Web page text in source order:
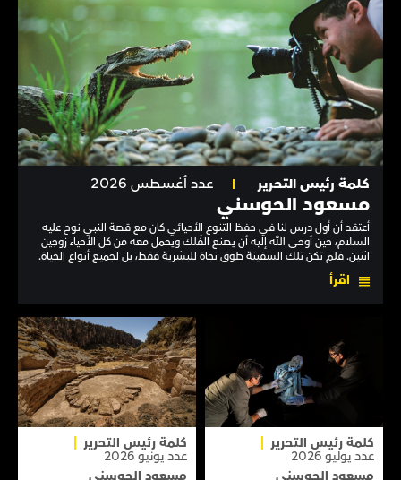
كلمة رئيس التحرير عدد أغسطس 2026
مسعود الحوسني
أعتقد أن أول درس لنا في حفظ التنوع الأحيائي كان مع قصة النبي نوح عليه
السلام، حين أوحى الله إليه أن يصنع الفُلك ويحمل معه من كل الأحياء زوجين
اثنين. فلم تكن تلك السفينة طوق نجاة للبشرية فقط، بل لجميع أنواع الحياة.
اقرأ
كلمة رئيس التحرير
عدد يوليو 2026
كلمة رئيس التحرير
عدد يونيو 2026